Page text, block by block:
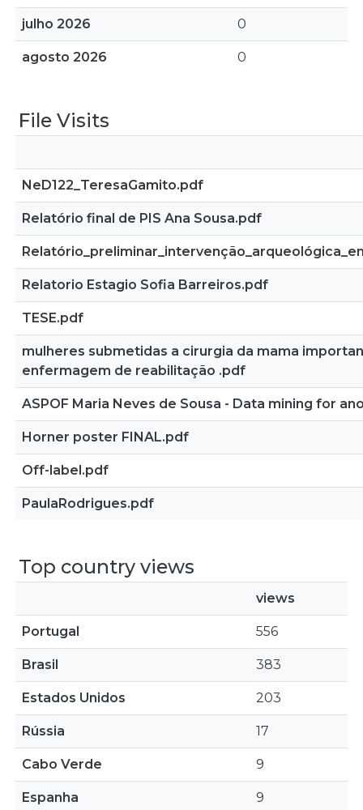
julho 2026 0
agosto 2026 0
File Visits
NeD122_TeresaGamito.pdf
Relatório final de PIS Ana Sousa.pdf
Relatorio Estagio Sofia Barreiros.pdf
TESE.pdf
mulheres submetidas a cirurgia da mama
enfermagem de reabilitação .pdf
ASPOF Maria Neves de Sousa - Data mining for
Horner poster FINAL.pdf
Off-label.pdf
PaulaRodrigues.pdf
Top country views
views
Portugal 556
Brasil 383
Estados Unidos 203
Rússia 17
Cabo Verde 9
Espanha 9